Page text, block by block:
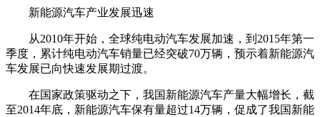
新能源汽车产业发展迅速
从2010年开始，全球纯电动汽车发展加速，到2015年第一
季度，累计纯电动汽车销量已经突破70万辆，预示着新能源汽
车发展已向快速发展期过渡。
在国家政策驱动之下，我国新能源汽车产量大幅增长，截
至2014年底，新能源汽车保有量超过14万辆，促成了我国新能